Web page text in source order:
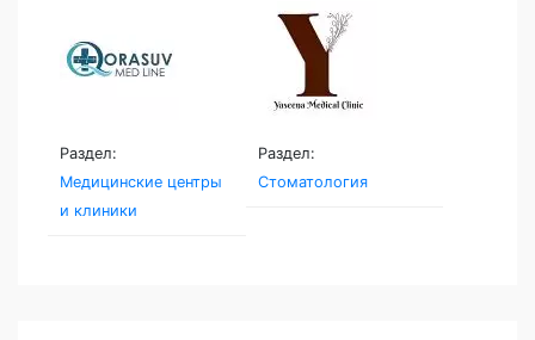
Раздел:
Медицинские центры
и клиники
Clinic
Раздел:
Стоматология